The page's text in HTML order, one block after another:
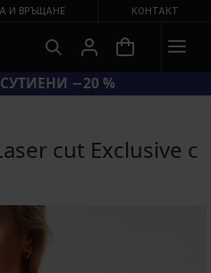
И ВРЪЩАНЕ КОНТАКТ
СУТИЕНИ −20 %
cut Exclusive с